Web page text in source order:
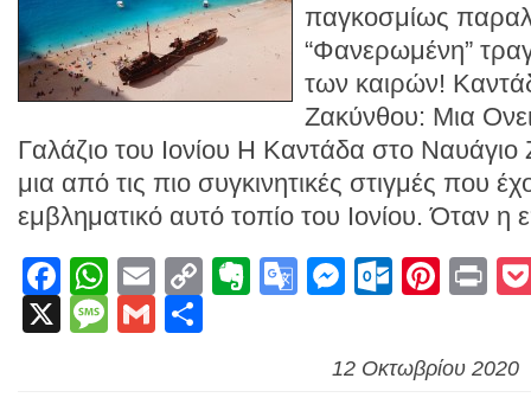
παγκοσμίως
“Φανερωμένη”
των καιρών!
Ζακύνθου: Μια
Γαλάζιο του Ιονίου Η Καντάδα στο Ναυάγιο
μια από τις πιο συγκινητικές στιγμές που
εμβληματικό αυτό τοπίο του Ιονίου. Όταν
Facebook
WhatsApp
EmailCopyEvernote
Google
X
Message
Gmail
12 Οκτωβρίου 2020